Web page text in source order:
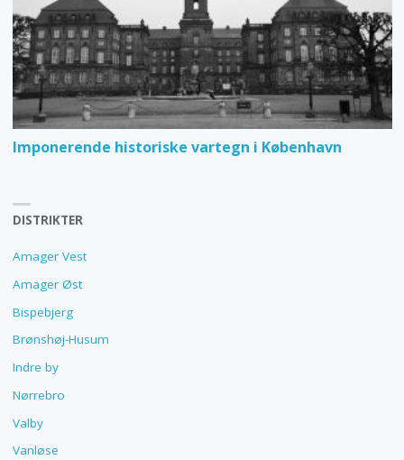
Imponerende historiske vartegn i København
DISTRIKTER
Amager Vest
Amager Øst
Bispebjerg
Brønshøj-Husum
Indre by
Nørrebro
Valby
Vanløse